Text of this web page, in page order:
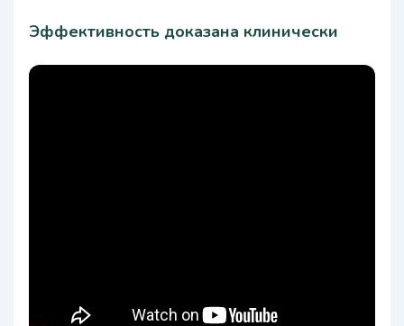
Эффективность доказана клинически